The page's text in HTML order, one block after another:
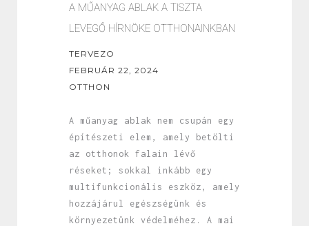
A MŰANYAG ABLAK A TISZTA
LEVEGŐ HÍRNÖKE OTTHONAINKBAN
TERVEZO
FEBRUÁR 22, 2024
OTTHON
A műanyag ablak nem csupán egy
építészeti elem, amely betölti
az otthonok falain lévő
réseket; sokkal inkább egy
multifunkcionális eszköz, amely
hozzájárul egészségünk és
környezetünk védelméhez. A mai